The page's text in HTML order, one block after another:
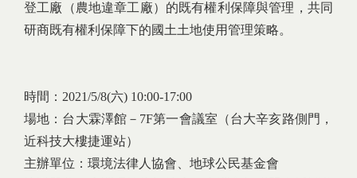
登工廠（農地違章工廠）的既有權利保障與管理，共同
研商既有權利保障下的國土土地使用管理策略。
時間：2021/5/8(六) 10:00-17:00
場地：台大霖澤館－7F第一會議室（台大辛亥路側門，
近科技大樓捷運站）
主辦單位：環境法律人協會、地球公民基金會